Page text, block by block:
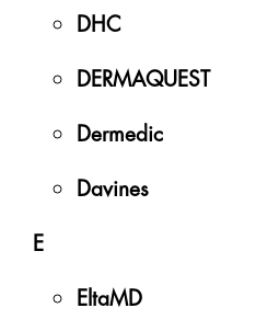
DHC
DERMAQUEST
Dermedic
Davines
E
EltaMD